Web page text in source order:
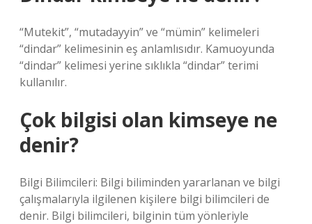
“Mutekit”, “mutadayyin” ve “mümin” kelimeleri
“dindar” kelimesinin eş anlamlısıdır. Kamuoyunda
“dindar” kelimesi yerine sıklıkla “dindar” terimi
kullanılır.
Çok bilgisi olan kimseye ne
denir?
Bilgi Bilimcileri: Bilgi biliminden yararlanan ve bilgi
çalışmalarıyla ilgilenen kişilere bilgi bilimcileri de
denir. Bilgi bilimcileri, bilginin tüm yönleriyle